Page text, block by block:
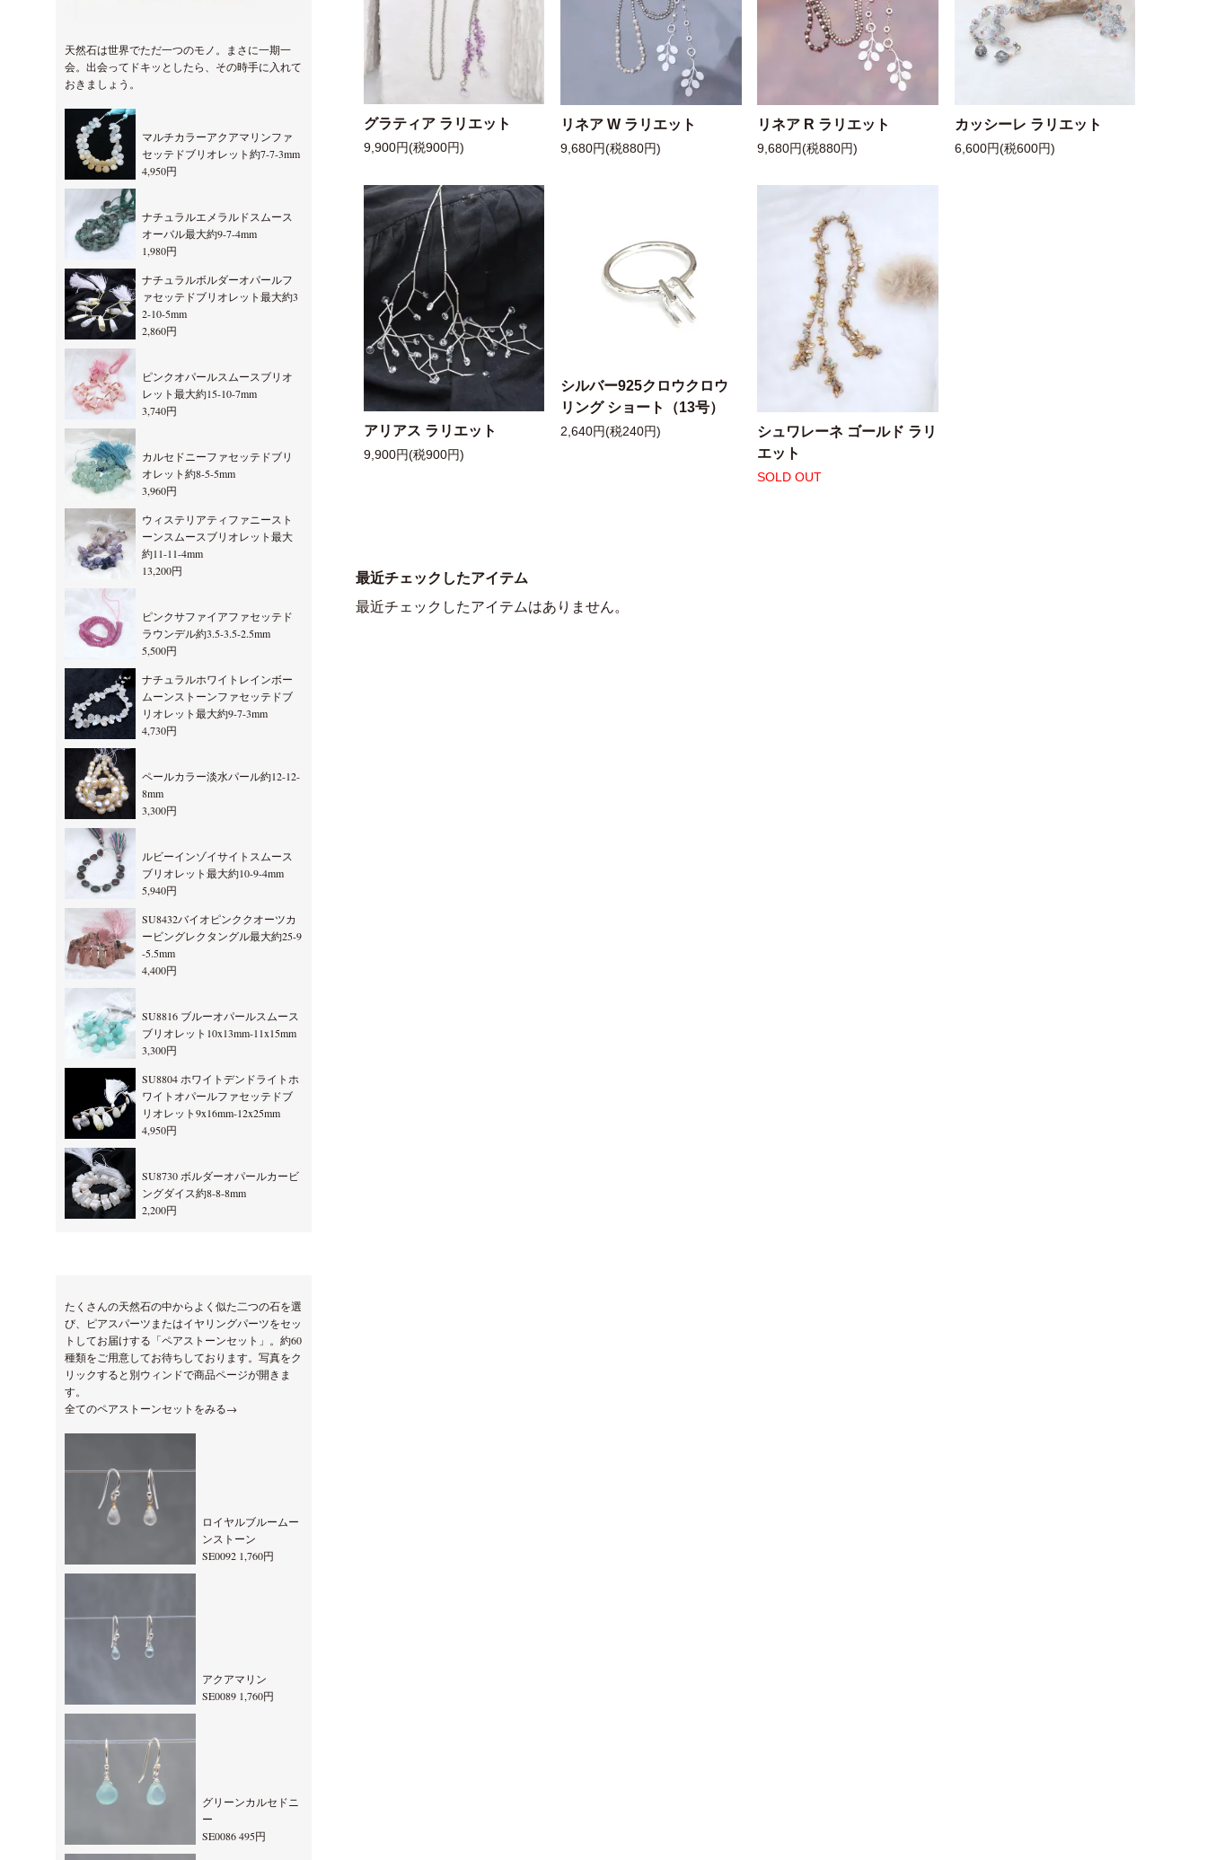
グラティア ラリエット
9,900円(税900円)
リネア W ラリエット
9,680円(税880円)
リネア R ラリエット
9,680円(税880円)
カッシーレ ラリエット
6,600円(税600円)
アリアス ラリエット
9,900円(税900円)
シルバー925クロウクロウ
リング ショート（13号）
2,640円(税240円)
シュワレーネ ゴールド ラリ
エット
SOLD OUT
最近チェックしたアイテム
最近チェックしたアイテムはありません。
天然石は世界でただ一つのモノ。まさに一期一
会。出会ってドキッとしたら、その時手に入れて
おきましょう。
マルチカラーアクアマリンファ
セッテドブリオレット約7-7-3mm
4,950円
ナチュラルエメラルドスムース
オーバル最大約9-7-4mm
1,980円
ナチュラルボルダーオパールフ
ァセッテドブリオレット最大約3
2-10-5mm
2,860円
ピンクオパールスムースブリオ
レット最大約15-10-7mm
3,740円
カルセドニーファセッテドブリ
オレット約8-5-5mm
3,960円
ウィステリアティファニースト
ーンスムースブリオレット最大
約11-11-4mm
13,200円
ピンクサファイアファセッテド
ラウンデル約3.5-3.5-2.5mm
5,500円
ナチュラルホワイトレインボー
ムーンストーンファセッテドブ
リオレット最大約9-7-3mm
4,730円
ペールカラー淡水パール約12-12-
8mm
3,300円
ルビーインゾイサイトスムース
ブリオレット最大約10-9-4mm
5,940円
SU8432バイオピンククオーツカ
ービングレクタングル最大約25-9
-5.5mm
4,400円
SU8816 ブルーオパールスムース
ブリオレット10x13mm-11x15mm
3,300円
SU8804 ホワイトデンドライトホ
ワイトオパールファセッテドブ
リオレット9x16mm-12x25mm
4,950円
SU8730 ボルダーオパールカービ
ングダイス約8-8-8mm
2,200円
たくさんの天然石の中からよく似た二つの石を選
び、ピアスパーツまたはイヤリングパーツをセッ
トしてお届けする「ペアストーンセット」。約60
種類をご用意してお待ちしております。写真をク
リックすると別ウィンドで商品ページが開きま
す。
全てのペアストーンセットをみる→
ロイヤルブルームー
ンストーン
SE0092 1,760円
アクアマリン
SE0089 1,760円
グリーンカルセドニ
ー
SE0086 495円